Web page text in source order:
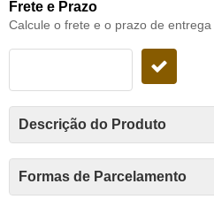
Frete e Prazo
Calcule o frete e o prazo de
Descrição do Produto
Formas de Parcelamento